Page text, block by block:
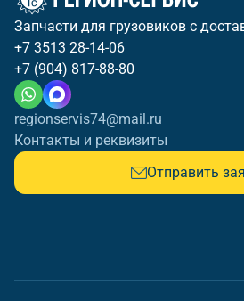
Запчасти для грузовиков с
+7 3513 28-14-06
+7 (904) 817-88-80
regionservis74@mail.ru
Контакты и реквизиты
Отправить